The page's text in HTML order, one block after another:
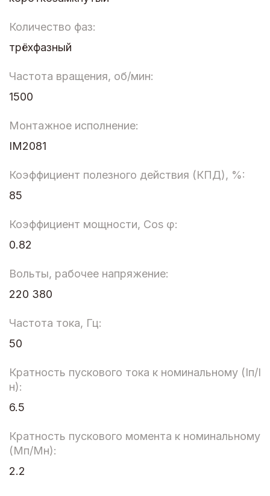
Количество фаз:
трёхфазный
Частота вращения, об/мин:
1500
Монтажное исполнение:
IM2081
Коэффициент полезного действия (КПД), %:
85
Коэффициент мощности, Cos φ:
0.82
Вольты, рабочее напряжение:
220 380
Частота тока, Гц:
50
Кратность пускового тока к номинальному (Iп/I
н):
6.5
Кратность пускового момента к номинальному
(Мп/Мн):
2.2